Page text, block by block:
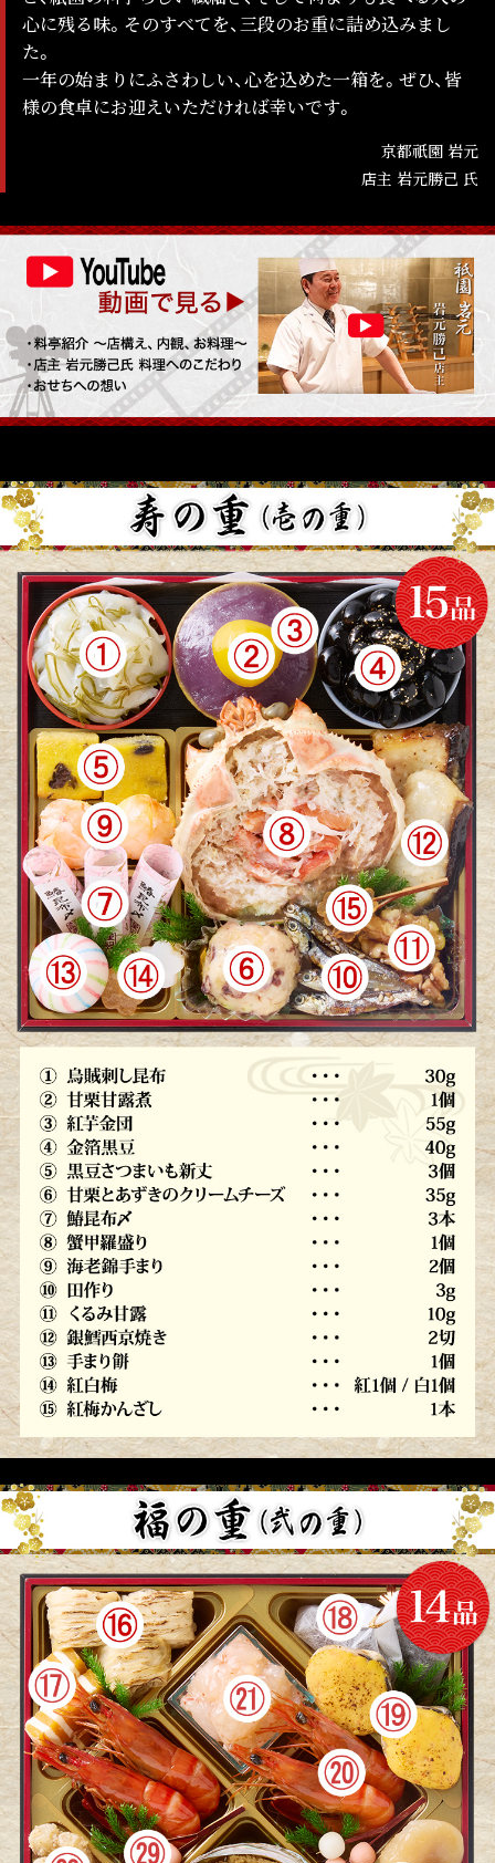
心に残る味。そのすべてを、三段のお重に詰め込みまし
た。
一年の始まりにふさわしい、心を込めた一箱を。ぜひ、皆
様の食卓にお迎えいただければ幸いです。
京都祇園 岩元
店主 岩元勝己 氏